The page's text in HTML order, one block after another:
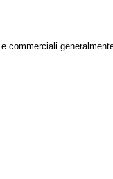
commerciali